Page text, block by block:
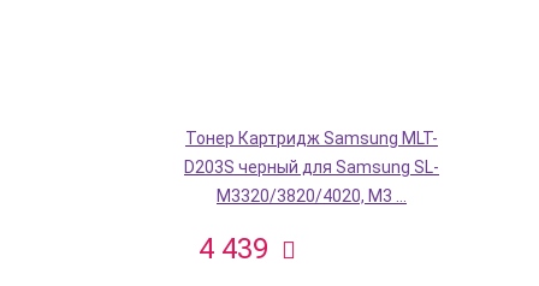
Тонер Картридж Samsung MLT-
D203S черный для Samsung SL-
M3320/3820/4020, M3 ...
4 439